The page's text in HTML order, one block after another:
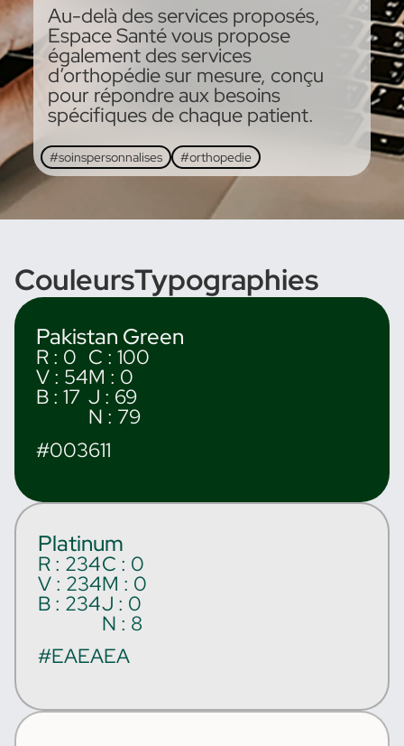
Au-delà des services proposés,
Espace Santé vous propose
également des services
d’orthopédie sur mesure, conçu
pour répondre aux besoins
spécifiques de chaque patient.
#soinspersonnalises #orthopedie
CouleursTypographies
Pakistan Green
R : 0
V : 54
B : 17
C : 100
M : 0
J : 69
N : 79
#003611
Platinum
R : 234
V : 234
B : 234
C : 0
M : 0
J : 0
N : 8
#EAEAEA